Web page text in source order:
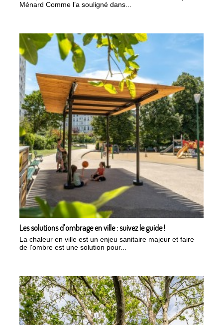
Ménard Comme l’a souligné dans...
Les solutions d'ombrage en ville : suivez le guide !
La chaleur en ville est un enjeu sanitaire majeur et faire
de l'ombre est une solution pour...